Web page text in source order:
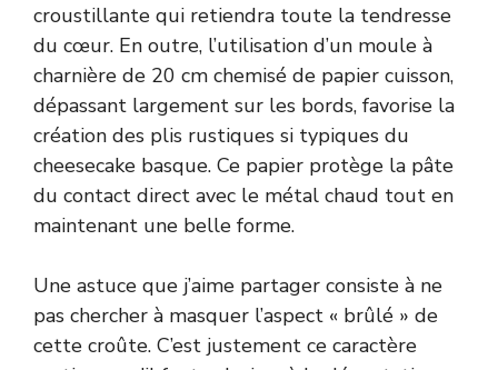
croustillante qui retiendra toute la tendresse
du cœur. En outre, l’utilisation d’un moule à
charnière de 20 cm chemisé de papier cuisson,
dépassant largement sur les bords, favorise la
création des plis rustiques si typiques du
cheesecake basque. Ce papier protège la pâte
du contact direct avec le métal chaud tout en
maintenant une belle forme.
Une astuce que j’aime partager consiste à ne
pas chercher à masquer l’aspect « brûlé » de
cette croûte. C’est justement ce caractère